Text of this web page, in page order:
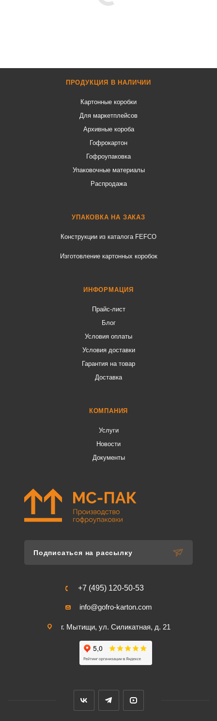
ПРОДУКЦИЯ В НАЛИЧИИ
Картонные коробки
Для маркетплейсов
Архивные короба
Гофрокартон
Гофроупаковка
Упаковочные материалы
Распродажа
УПАКОВКА НА ЗАКАЗ
Конструкции из каталога FEFCO
Изготовление картонных коробок
ИНФОРМАЦИЯ
Прайс-лист
Блог
Условия оплаты
Условия доставки
Гарантия на товар
Доставка
КОМПАНИЯ
Услуги
Новости
Документы
Подписаться на рассылку
+7 (495) 120-50-53
info@gofro-karton.com
г. Мытищи, ул. Силикатная, д. 21